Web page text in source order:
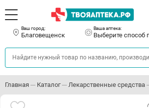
Ваш город:
Благовещенск
Ваша аптека:
Выберите способ
Главная Каталог Лекарственные средства